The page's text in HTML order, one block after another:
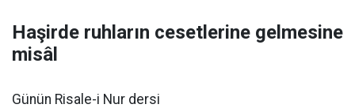
Haşirde ruhların cesetlerine gelmesine
misâl
Günün Risale-i Nur dersi